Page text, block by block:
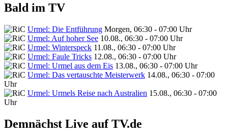
Bald im TV
Urmel: Die Entführung Morgen, 06:30 - 07:00 Uhr
Urmel: Auf hoher See 10.08., 06:30 - 07:00 Uhr
Urmel: Winterspeck 11.08., 06:30 - 07:00 Uhr
Urmel: Faule Tricks 12.08., 06:30 - 07:00 Uhr
Urmel: Urmel aus dem Eis 13.08., 06:30 - 07:00 Uhr
Urmel: Das vertauschte Meisterwerk 14.08., 06:30 - 07:00
Uhr
Urmel: Urmels Reise nach Australien 15.08., 06:30 - 07:00
Uhr
Demnächst Live auf TV.de